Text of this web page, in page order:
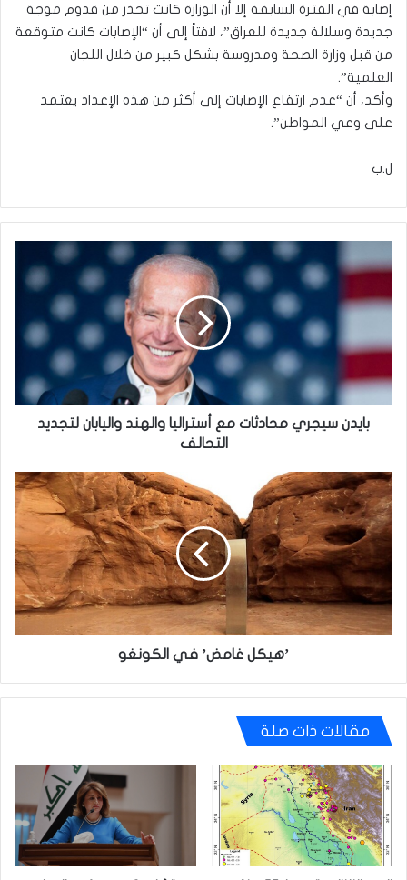
إصابة في الفترة السابقة إلا أن الوزارة كانت تحذر من قدوم موجة
جديدة وسلالة جديدة للعراق”، لافتاً إلى أن “الإصابات كانت متوقعة
من قبل وزارة الصحة ومدروسة بشكل كبير من خلال اللجان
العلمية”.
وأكد، أن “عدم ارتفاع الإصابات إلى أكثر من هذه الإعداد يعتمد
على وعي المواطن”.
ل.ب
سيجري
مع
والهند
لتجديد
بايدن سيجري محادثات مع أستراليا والهند واليابان لتجديد
التحالف
’هيكل
غامض’
في
الكونغو
’هيكل غامض’ في الكونغو
مقالات ذات صلة